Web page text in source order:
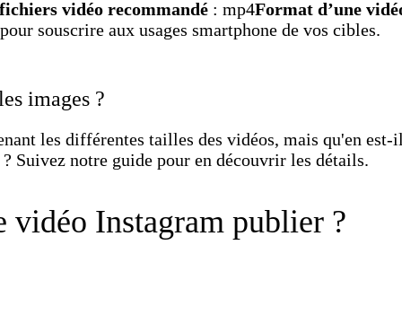
vidéo recommandé : mp4Format d’une
souscrire aux usages smartphone de vos cibles.
images ?
les différentes tailles des vidéos, mais qu'en
? Suivez notre guide pour en découvrir les détails.
vidéo Instagram publier ?